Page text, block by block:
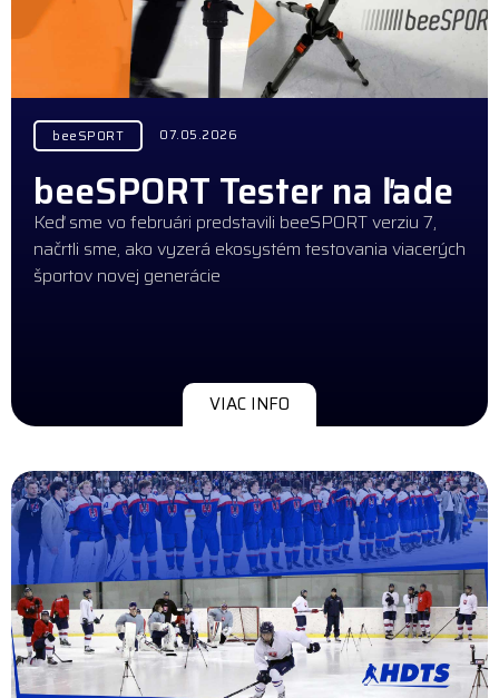
beeSPORT 07.05.2026
beeSPORT Tester na ľade
Keď sme vo februári predstavili beeSPORT verziu 7,
načrtli sme, ako vyzerá ekosystém testovania viacerých
športov novej generácie
VIAC INFO